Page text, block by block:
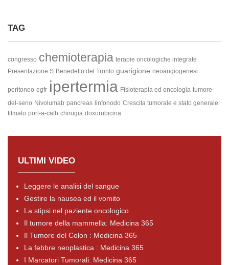
TAG
congresso chemioterapia terapie oncologiche integrate
Presentazione S Benedetto del Tronto guarigione neoangiogenesi
peritoneo egfr ipertermia Fisioterapia ed oncologia tumore-
del-seno Nivolumab pancreas linfonodo Crescita tumorale e stato generale
filmato port-a-cath chirugia doxorubicina
ULTIMI VIDEO
Leggere le analisi del sangue
Gestire la nausea ed il vomito
La stipsi nel paziente oncologico
Il tumore della mammella: Medicina 365
Il Tumore del Colon : Medicina 365
La febbre neoplastica : Medicina 365
I Marcatori Tumorali: Medicina 365